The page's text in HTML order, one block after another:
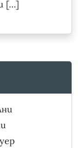
[…]